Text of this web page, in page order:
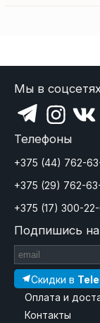
Мы в
Телефоны
+375 (44) 762-
+375 (29) 762-
+375 (17) 300-
Подпишись на
Скидки в
Оплата и
Контакты